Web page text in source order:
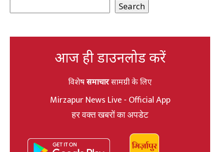
Search
आज ही डाउनलोड करें
विशेषसमाचारसामग्री के लिए
Mirzapur News Live - Official App
हर वक्त खबरों का अपडेट